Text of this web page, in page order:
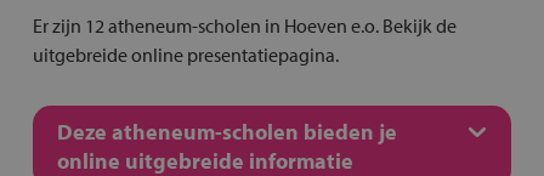
Er zijn 12 atheneum-scholen in Hoeven e.o. Bekijk de
uitgebreide online presentatiepagina.
Deze atheneum-scholen bieden je
online uitgebreide informatie